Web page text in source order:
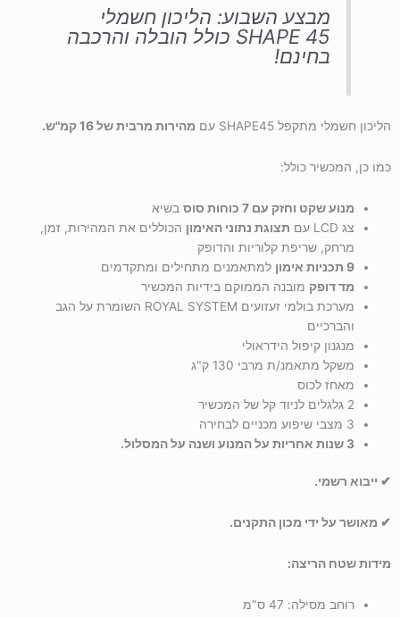
מבצע השבוע: הליכון חשמלי
SHAPE 45 כולל הובלה והרכבה
בחינם!
הליכון חשמלי מתקפל SHAPE45 עם מהירות מרבית של 16 קמ"ש.
כמו כן, המכשיר כולל:
מנוע שקט וחזק עם 7 כוחות סוס
בשיא
צג LCD עם
תצוגת נתוני האימון הכוללים את המהירות, זמן,
מרחק, שריפת קלוריות והדופק
9 תכניות אימון
למתאמנים מתחילים ומתקדמים
מד דופק מובנה הממוקם בידיות המכשיר
מערכת בולמי זעזועים ROYAL SYSTEM השומרת על הגב
והברכיים
מנגנון קיפול הידראולי
משקל מתאמנ/ת מרבי 130 ק"ג
מאחז לכוס
2 גלגלים לניוד קל של המכשיר
3 מצבי שיפוע מכניים לבחירה
3 שנות אחריות על המנוע ושנה על המסלול.
✔ ייבוא רשמי.
✔ מאושר על ידי מכון התקנים.
מידות שטח הריצה:
רוחב מסילה: 47 ס"מ